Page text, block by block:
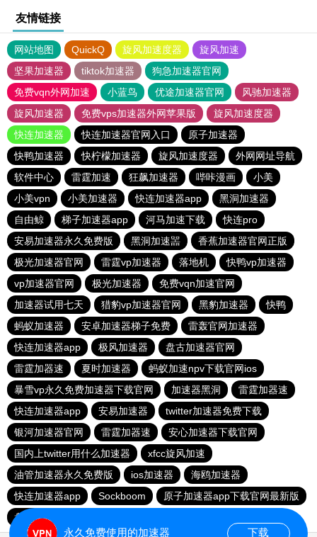
友情链接
网站地图 QuickQ 旋风加速度器
旋风加速
坚果加速器
tiktok加速器
狗急加速器官网
免费vqn外网加速
小蓝鸟 优途加速器官网
风驰加速器
旋风加速器
免费vps加速器外网苹果版
旋风加速度器
快连加速器
快连加速器官网入口
原子加速器
快鸭加速器
快柠檬加速器 旋风加速度器
外网网址导航
软件中心
雷霆加速 狂飙加速器 哔咔漫画
小美
小美vpn
小美加速器 快连加速器app
黑洞加速器
自由鲸
梯子加速器app 河马加速下载
快连pro
安易加速器永久免费版
黑洞加速噐
香蕉加速器官网正版
极光加速器官网
雷霆vp加速器 落地机
快鸭vp加速器
vp加速器官网
极光加速器
免费vqn加速官网
加速器试用七天
猎豹vp加速器官网 黑豹加速器
快鸭
蚂蚁加速器
安卓加速器梯子免费
雷轰官网加速器
快连加速器app
极风加速器
盘古加速器官网
雷霆加器速
夏时加速器
蚂蚁加速npv下载官网ios
暴雪vp永久免费加速器下载官网
加速器黑洞
雷霆加器速
快连加速器app
安易加速器
twitter加速器免费下载
银河加速器官网
雷霆加器速
安心加速器下载官网
国内上twitter用什么加速器
xfcc旋风加速
油管加速器永久免费版
ios加速器
海鸥加速器
快连加速器app
Sockboom
原子加速器app下载官网最新版
盘古加速器
永久免费使用的加速器 下载